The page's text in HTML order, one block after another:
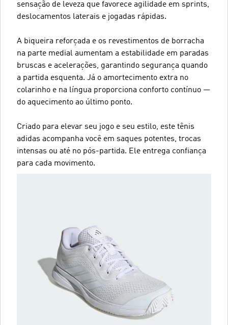
sensação de leveza que favorece agilidade em sprints,
deslocamentos laterais e jogadas rápidas.
A biqueira reforçada e os revestimentos de borracha
na parte medial aumentam a estabilidade em paradas
bruscas e acelerações, garantindo segurança quando
a partida esquenta. Já o amortecimento extra no
colarinho e na língua proporciona conforto contínuo —
do aquecimento ao último ponto.
Criado para elevar seu jogo e seu estilo, este tênis
adidas acompanha você em saques potentes, trocas
intensas ou até no pós-partida. Ele entrega confiança
para cada movimento.